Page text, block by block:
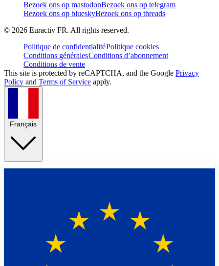
Bezoek ons op mastodonBezoek ons op telegram
Bezoek ons op blueskyBezoek ons op threads
© 2026 Euractiv FR. All rights reserved.
Politique de confidentialitéPolitique cookies
Conditions généralesConditions d’abonnement
Conditions de vente
This site is protected by reCAPTCHA, and the Google Privacy
Policy and Terms of Service apply.
Français